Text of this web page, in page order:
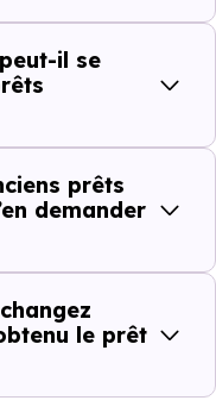
il se
prêts
demander
le prêt